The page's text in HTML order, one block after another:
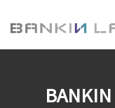
選ばれる理由